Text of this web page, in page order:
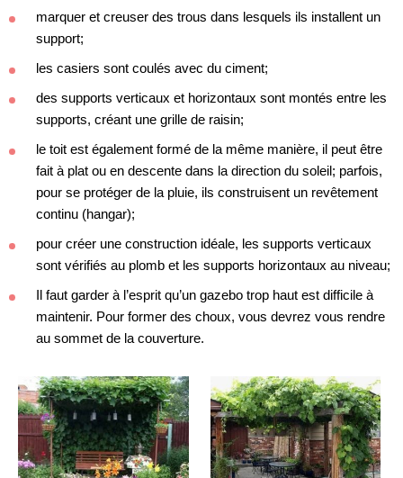
marquer et creuser des trous dans lesquels ils installent un
support;
les casiers sont coulés avec du ciment;
des supports verticaux et horizontaux sont montés entre les
supports, créant une grille de raisin;
le toit est également formé de la même manière, il peut être
fait à plat ou en descente dans la direction du soleil; parfois,
pour se protéger de la pluie, ils construisent un revêtement
continu (hangar);
pour créer une construction idéale, les supports verticaux
sont vérifiés au plomb et les supports horizontaux au niveau;
Il faut garder à l’esprit qu’un gazebo trop haut est difficile à
maintenir. Pour former des choux, vous devrez vous rendre
au sommet de la couverture.